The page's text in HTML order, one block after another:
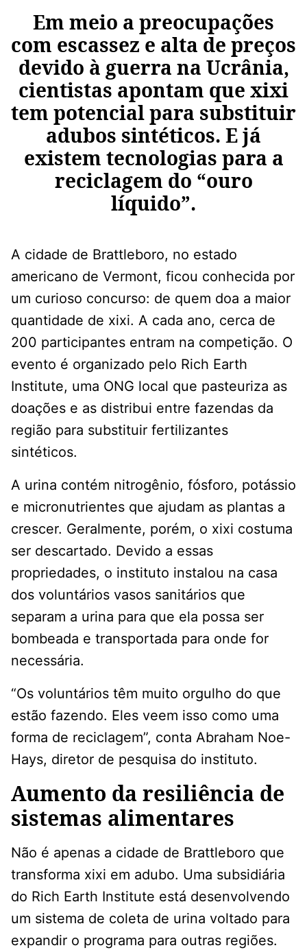
Em meio a preocupações
com escassez e alta de preços
devido à guerra na Ucrânia,
cientistas apontam que xixi
tem potencial para substituir
adubos sintéticos. E já
existem tecnologias para a
reciclagem do “ouro
líquido”.
A cidade de Brattleboro, no estado
americano de Vermont, ficou conhecida por
um curioso concurso: de quem doa a maior
quantidade de xixi. A cada ano, cerca de
200 participantes entram na competição. O
evento é organizado pelo Rich Earth
Institute, uma ONG local que pasteuriza as
doações e as distribui entre fazendas da
região para substituir fertilizantes
sintéticos.
A urina contém nitrogênio, fósforo, potássio
e micronutrientes que ajudam as plantas a
crescer. Geralmente, porém, o xixi costuma
ser descartado. Devido a essas
propriedades, o instituto instalou na casa
dos voluntários vasos sanitários que
separam a urina para que ela possa ser
bombeada e transportada para onde for
necessária.
“Os voluntários têm muito orgulho do que
estão fazendo. Eles veem isso como uma
forma de reciclagem”, conta Abraham Noe-
Hays, diretor de pesquisa do instituto.
Aumento da resiliência de
sistemas alimentares
Não é apenas a cidade de Brattleboro que
transforma xixi em adubo. Uma subsidiária
do Rich Earth Institute está desenvolvendo
um sistema de coleta de urina voltado para
expandir o programa para outras regiões.